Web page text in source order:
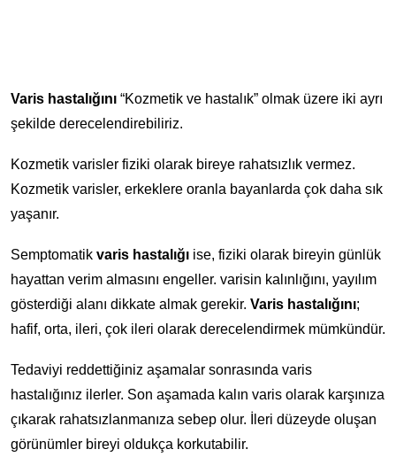
Varis hastalığını “Kozmetik ve hastalık” olmak üzere iki ayrı
şekilde derecelendirebiliriz.
Kozmetik varisler fiziki olarak bireye rahatsızlık vermez.
Kozmetik varisler, erkeklere oranla bayanlarda çok daha sık
yaşanır.
Semptomatik varis hastalığı ise, fiziki olarak bireyin günlük
hayattan verim almasını engeller. varisin kalınlığını, yayılım
gösterdiği alanı dikkate almak gerekir. Varis hastalığını;
hafif, orta, ileri, çok ileri olarak derecelendirmek mümkündür.
Tedaviyi reddettiğiniz aşamalar sonrasında varis
hastalığınız ilerler. Son aşamada kalın varis olarak karşınıza
çıkarak rahatsızlanmanıza sebep olur. İleri düzeyde oluşan
görünümler bireyi oldukça korkutabilir.